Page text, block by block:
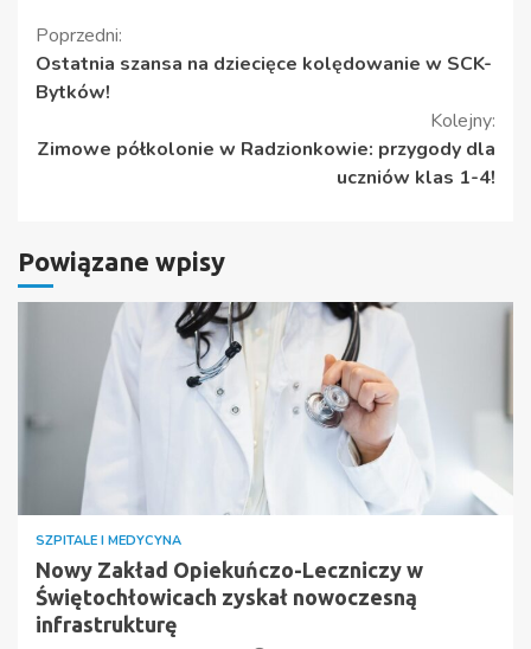
Kontynuuj
czytanie
Poprzedni:
Ostatnia szansa na dziecięce kolędowanie w SCK-
Bytków!
Kolejny:
Zimowe półkolonie w Radzionkowie: przygody dla
uczniów klas 1-4!
Powiązane wpisy
SZPITALE I MEDYCYNA
Nowy Zakład Opiekuńczo-Leczniczy w
Świętochłowicach zyskał nowoczesną
infrastrukturę